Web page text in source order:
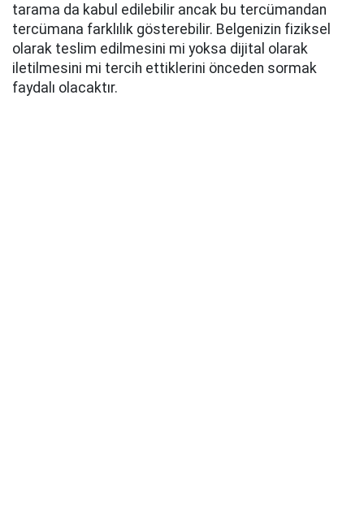
tarama da kabul edilebilir ancak bu tercümandan
tercümana farklılık gösterebilir. Belgenizin fiziksel
olarak teslim edilmesini mi yoksa dijital olarak
iletilmesini mi tercih ettiklerini önceden sormak
faydalı olacaktır.